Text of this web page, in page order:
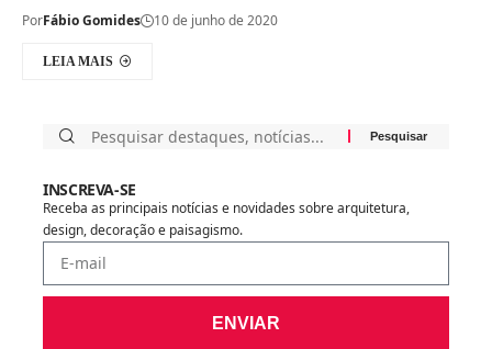
PorFábio Gomides 10 de junho de 2020
LEIA MAIS
INSCREVA-SE
Receba as principais notícias e novidades sobre arquitetura,
design, decoração e paisagismo.
ENVIAR